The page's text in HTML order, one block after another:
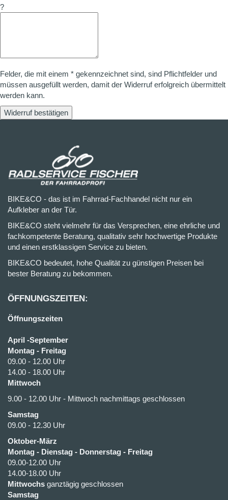
?
Felder, die mit einem * gekennzeichnet sind, sind Pflichtfelder und
müssen ausgefüllt werden, damit der Widerruf erfolgreich übermittelt
werden kann.
Widerruf bestätigen
BIKE&CO - das ist im Fahrrad-Fachhandel nicht nur ein
Aufkleber an der Tür.
BIKE&CO steht vielmehr für das Versprechen, eine ehrliche und
fachkompetente Beratung, qualitativ sehr hochwertige Produkte
und einen erstklassigen Service zu bieten.
BIKE&CO bedeutet, hohe Qualität zu günstigen Preisen bei
bester Beratung zu bekommen.
ÖFFNUNGSZEITEN:
Öffnungszeiten
April -September
Montag - Freitag
09.00 - 12.00 Uhr
14.00 - 18.00 Uhr
Mittwoch
9.00 - 12.00 Uhr - Mittwoch nachmittags geschlossen
Samstag
09.00 - 12.30 Uhr
Oktober-März
Montag - Dienstag - Donnerstag - Freitag
09.00-12.00 Uhr
14.00-18.00 Uhr
Mittwochs ganztägig geschlossen
Samstag